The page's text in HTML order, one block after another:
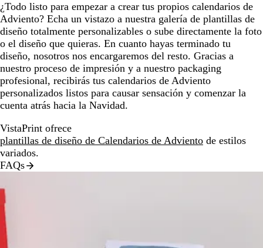
¿Todo listo para empezar a crear tus propios calendarios de
Adviento? Echa un vistazo a nuestra galería de plantillas de
diseño totalmente personalizables o sube directamente la foto
o el diseño que quieras. En cuanto hayas terminado tu
diseño, nosotros nos encargaremos del resto. Gracias a
nuestro proceso de impresión y a nuestro packaging
profesional, recibirás tus calendarios de Adviento
personalizados listos para causar sensación y comenzar la
cuenta atrás hacia la Navidad.
VistaPrint ofrece
plantillas de diseño de Calendarios de Adviento de estilos
variados.
FAQs